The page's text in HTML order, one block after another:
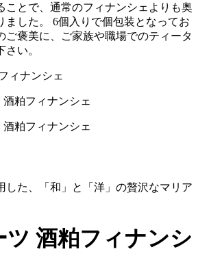
ことで、通常のフィナンシェよりも奥
ました。 6個入りで個包装となってお
ご褒美に、ご家族や職場でのティータ
い。
した、「和」と「洋」の贅沢なマリア
ツ 酒粕フィナンシ